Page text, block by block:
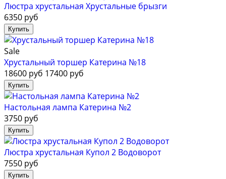
Люстра хрустальная Хрустальные брызги
6350 руб
Sale
Хрустальный торшер Катерина №18
18600 руб 17400 руб
Настольная лампа Катерина №2
3750 руб
Люстра хрустальная Купол 2 Водоворот
7550 руб